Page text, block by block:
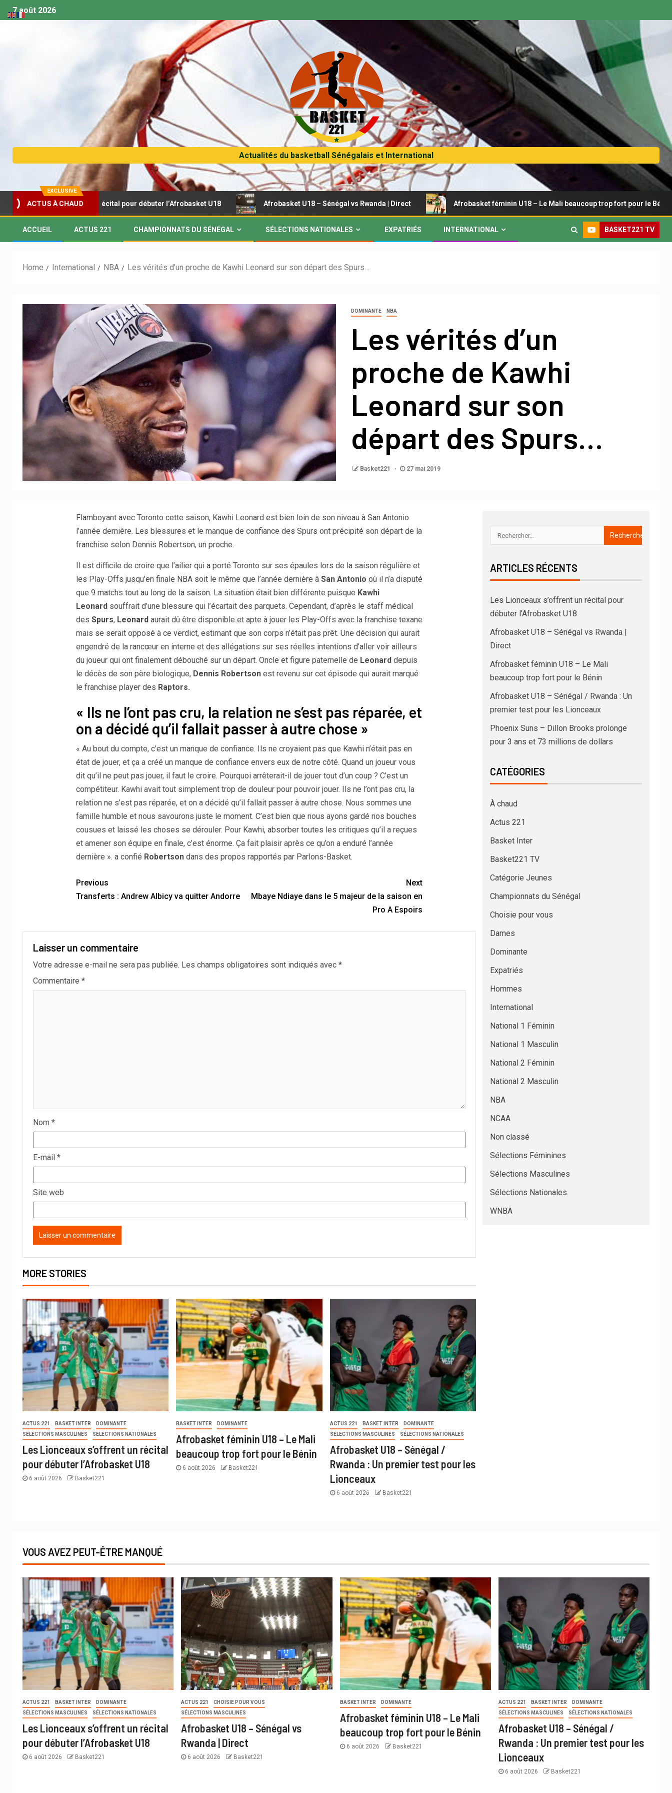
7 août 2026
Actualités du basketball Sénégalais et International
EXCLUSIVE
ACTUS À CHAUD
s’offrent un récital pour débuter l’Afrobasket U18 Afrobasket U18 – Sénégal vs Rwanda | Direct Afrobasket féminin U18 – Le Mali beaucoup trop fort pour le Bénin
ACCUEIL ACTUS 221 CHAMPIONNATS DU SÉNÉGAL SÉLECTIONS NATIONALES EXPATRIÉS INTERNATIONAL BASKET221 TV
Home International NBA Les vérités d’un proche de Kawhi Leonard sur son départ des Spurs…
DOMINANTE NBA
Les vérités d’un
proche de Kawhi
Leonard sur son
départ des Spurs…
Basket221 27 mai 2019
Flamboyant avec Toronto cette saison, Kawhi Leonard est bien loin de son niveau à San Antonio
l’année dernière. Les blessures et le manque de confiance des Spurs ont précipité son départ de la
franchise selon Dennis Robertson, un proche.
Il est difficile de croire que l’ailier qui a porté Toronto sur ses épaules lors de la saison régulière et
les Play-Offs jusqu’en finale NBA soit le même que l’année dernière à San Antonio où il n’a disputé
que 9 matchs tout au long de la saison. La situation était bien différente puisque Kawhi
Leonard souffrait d’une blessure qui l’écartait des parquets. Cependant, d’après le staff médical
des Spurs, Leonard aurait dû être disponible et apte à jouer les Play-Offs avec la franchise texane
mais se serait opposé à ce verdict, estimant que son corps n’était pas prêt. Une décision qui aurait
engendré de la rancœur en interne et des allégations sur ses réelles intentions d’aller voir ailleurs
du joueur qui ont finalement débouché sur un départ. Oncle et figure paternelle de Leonard depuis
le décès de son père biologique, Dennis Robertsonest revenu sur cet épisode qui aurait marqué
le franchise player des Raptors.
« Ils ne l’ont pas cru, la relation ne s’est pas réparée, et
on a décidé qu’il fallait passer à autre chose »
« Au bout du compte, c’est un manque de confiance. Ils ne croyaient pas que Kawhi n’était pas en
état de jouer, et ça a créé un manque de confiance envers eux de notre côté. Quand un joueur vous
dit qu’il ne peut pas jouer, il faut le croire. Pourquoi arrêterait-il de jouer tout d’un coup ? C’est un
compétiteur. Kawhi avait tout simplement trop de douleur pour pouvoir jouer. Ils ne l’ont pas cru, la
relation ne s’est pas réparée, et on a décidé qu’il fallait passer à autre chose. Nous sommes une
famille humble et nous savourons juste le moment. C’est bien que nous ayons gardé nos bouches
cousues et laissé les choses se dérouler. Pour Kawhi, absorber toutes les critiques qu’il a reçues
et amener son équipe en finale, c’est énorme. Ça fait plaisir après ce qu’on a enduré l’année
dernière ». a confié Robertsondans des propos rapportés par Parlons-Basket.
Previous
Transferts : Andrew Albicy va quitter Andorre
Next
Mbaye Ndiaye dans le 5 majeur de la saison en
Pro A Espoirs
Laisser un commentaire
Votre adresse e-mail ne sera pas publiée. Les champs obligatoires sont indiqués avec *
Commentaire *
Nom *
E-mail *
Site web
MORE STORIES
ACTUS 221 BASKET INTER
DOMINANTE
SÉLECTIONS MASCULINES
SÉLECTIONS NATIONALES
Les Lionceaux s’offrent un récital
pour débuter l’Afrobasket U18
6 août 2026 Basket221
BASKET INTER DOMINANTE
Afrobasket féminin U18 – Le Mali
beaucoup trop fort pour le Bénin
6 août 2026 Basket221
ACTUS 221 BASKET INTER
DOMINANTE
SÉLECTIONS MASCULINES
SÉLECTIONS NATIONALES
Afrobasket U18 – Sénégal /
Rwanda : Un premier test pour les
Lionceaux
6 août 2026 Basket221
ARTICLES RÉCENTS
Les Lionceaux s’offrent un récital pour
débuter l’Afrobasket U18
Afrobasket U18 – Sénégal vs Rwanda |
Direct
Afrobasket féminin U18 – Le Mali
beaucoup trop fort pour le Bénin
Afrobasket U18 – Sénégal / Rwanda : Un
premier test pour les Lionceaux
Phoenix Suns – Dillon Brooks prolonge
pour 3 ans et 73 millions de dollars
CATÉGORIES
À chaud
Actus 221
Basket Inter
Basket221 TV
Catégorie Jeunes
Championnats du Sénégal
Choisie pour vous
Dames
Dominante
Expatriés
Hommes
International
National 1 Féminin
National 1 Masculin
National 2 Féminin
National 2 Masculin
NBA
NCAA
Non classé
Sélections Féminines
Sélections Masculines
Sélections Nationales
WNBA
VOUS AVEZ PEUT-ÊTRE MANQUÉ
ACTUS 221 BASKET INTER
DOMINANTE
SÉLECTIONS MASCULINES
SÉLECTIONS NATIONALES
Les Lionceaux s’offrent un récital
pour débuter l’Afrobasket U18
6 août 2026 Basket221
ACTUS 221
CHOISIE POUR VOUS
SÉLECTIONS MASCULINES
Afrobasket U18 – Sénégal vs
Rwanda | Direct
6 août 2026 Basket221
BASKET INTER DOMINANTE
Afrobasket féminin U18 – Le Mali
beaucoup trop fort pour le Bénin
6 août 2026 Basket221
ACTUS 221 BASKET INTER
DOMINANTE
SÉLECTIONS MASCULINES
SÉLECTIONS NATIONALES
Afrobasket U18 – Sénégal /
Rwanda : Un premier test pour les
Lionceaux
6 août 2026 Basket221